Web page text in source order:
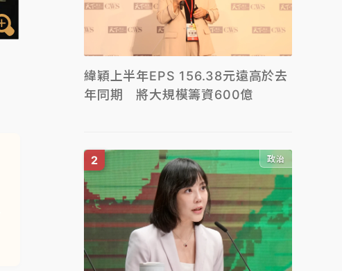
緯穎上半年EPS 156.38元遠高於去
年同期 將大規模籌資600億
政治